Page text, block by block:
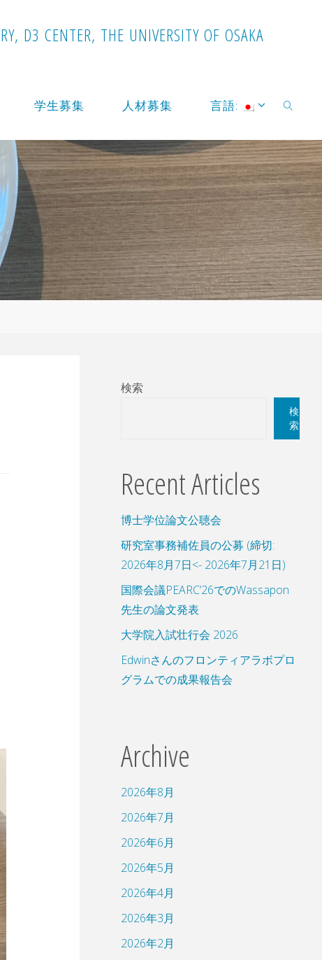
RY, D3 CENTER, THE UNIVERSITY OF OSAKA
学生募集 人材募集 言語:
検索
検索
検
索
Recent Articles
博士学位論文公聴会
研究室事務補佐員の公募 (締切:
2026年8月7日<- 2026年7月21日)
国際会議PEARC’26でのWassapon
先生の論文発表
大学院入試壮行会 2026
Edwinさんのフロンティアラボプロ
グラムでの成果報告会
Archive
2026年8月
2026年7月
2026年6月
2026年5月
2026年4月
2026年3月
2026年2月